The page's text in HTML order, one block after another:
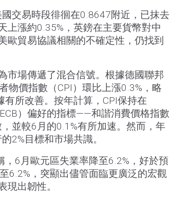
交易時段徘徊在0.8647附近，已抹去
上漲約0.35%，英鎊在主要貨幣對中
歐貿易協議相關的不確定性，仍找到
市場傳遞了混合信號。根據德國聯邦
物價指數（CPI）環比上漲0.3%，略
所改善。按年計算，CPI保持在
）偏好的指標——和諧消費價格指數
並較6月的0.1%有所加速。然而，年
2%目標和市場共識。
6月歐元區失業率降至6.2%，好於預
6.2%，突顯出儘管面臨更廣泛的宏觀
現出韌性。